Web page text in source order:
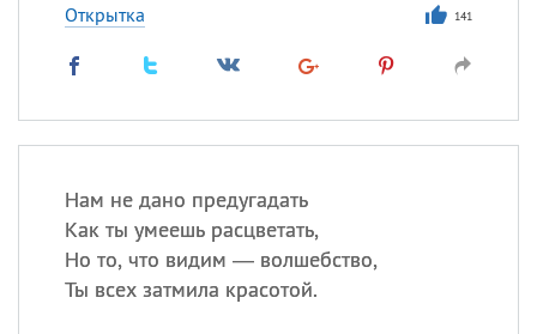
Открытка 141
Нам не дано предугадать
Как ты умеешь расцветать,
Но то, что видим — волшебство,
Ты всех затмила красотой.